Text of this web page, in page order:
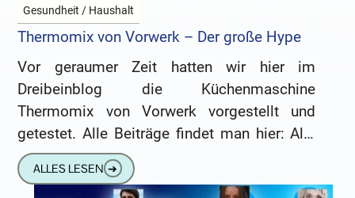
Gesundheit / Haushalt
Thermomix von Vorwerk – Der große Hype
Vor geraumer Zeit hatten wir hier im
Dreibeinblog die Küchenmaschine
Thermomix von Vorwerk vorgestellt und
getestet. Alle Beiträge findet man hier: Alle
Artikel im Dreibeinblog zum Stichwort
THERMOMIX Heute möchte
ALLES LESEN ➔